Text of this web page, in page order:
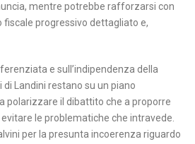
mentre potrebbe rafforzarsi con
fiscale progressivo dettagliato e,
e sull’indipendenza della
Landini restano su un piano
polarizzare il dibattito che a proporre
le problematiche che intravede.
per la presunta incoerenza riguardo